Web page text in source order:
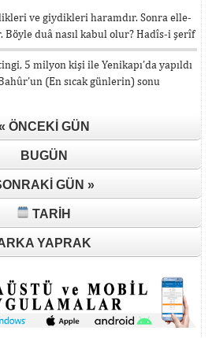
ve giydikleri haramdır. Sonra elle-
Böyle duâ nasıl kabul olur? Hadîs-i şerîf
5 milyon kişi ile Yenikapı’da yapıldı
(En sıcak günlerin) sonu
ÖNCEKI GÜN
BUGÜN
GÜN »
TARIH
YAPRAK